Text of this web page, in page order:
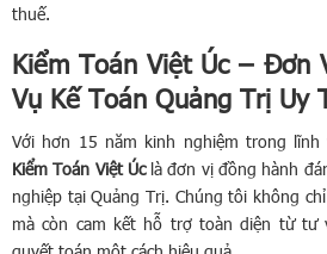
thuế.
Kiểm Toán Việt Úc – Đơn
Vụ Kế Toán Quảng Trị Uy
Với hơn 15 năm kinh nghiệm trong
Kiểm Toán Việt Úclà đơn vị đồng hành
nghiệp tại Quảng Trị. Chúng tôi không
mà còn cam kết hỗ trợ toàn diện từ tư